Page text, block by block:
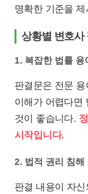
명확한 기준을 제
상황별 변호사
1. 복잡한 법률 용
판결문은 전문
이해가 어렵다면
것이 좋습니다.
시작입니다.
2. 법적 권리 침해
판결 내용이 자